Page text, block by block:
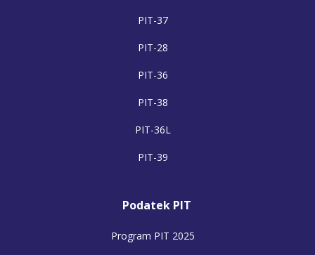
PIT-37
PIT-28
PIT-36
PIT-38
PIT-36L
PIT-39
Podatek PIT
Program PIT 2025